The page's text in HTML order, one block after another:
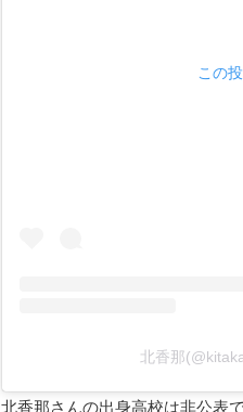
この
北香那
北香那さんの出身高校は非公表